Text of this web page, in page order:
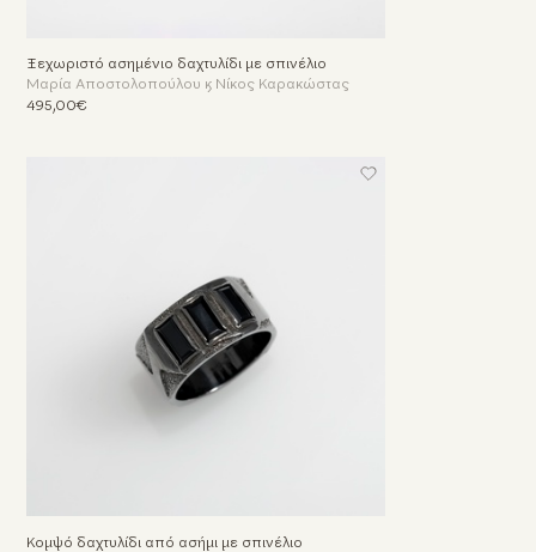
Ξεχωριστό ασημένιο δαχτυλίδι με σπινέλιο
Μαρία Αποστολοπούλου & Νίκος Καρακώστας
495,00€
Κομψό δαχτυλίδι από ασήμι με σπινέλιο